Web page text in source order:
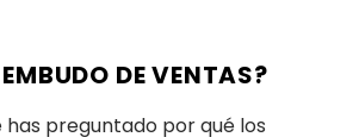
EMBUDO DE VENTAS?
has preguntado por qué los